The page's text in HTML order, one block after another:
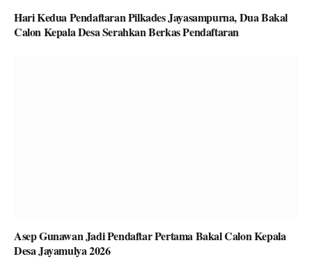
Hari Kedua Pendaftaran Pilkades Jayasampurna, Dua Bakal
Calon Kepala Desa Serahkan Berkas Pendaftaran
Asep Gunawan Jadi Pendaftar Pertama Bakal Calon Kepala
Desa Jayamulya 2026